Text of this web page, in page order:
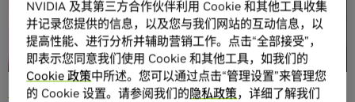
虚拟的现实世界。
虚拟现实素来只存在于科幻小说中。但今时已不同往日。
VR 正在进入我们的生活的方方面面。无论是帮助设计师创造
出我们喜爱的产品，还是使消费者构想完美的厨房规划，抑
NVIDIA 及其第三方合作伙伴利用 Cookie 和其他工具收集
并记录您提供的信息，以及您与我们网站的互动信息，以
提高性能、进行分析并辅助营销工作。点击“全部接受”，
即表示您同意我们使用 Cookie 和其他工具，如我们的
Cookie 政策中所述。您可以通过点击“管理设置”来管理您
的 Cookie 设置。请参阅我们的隐私政策，详细了解我们